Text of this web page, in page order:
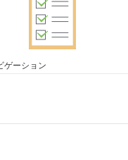
ゲーション